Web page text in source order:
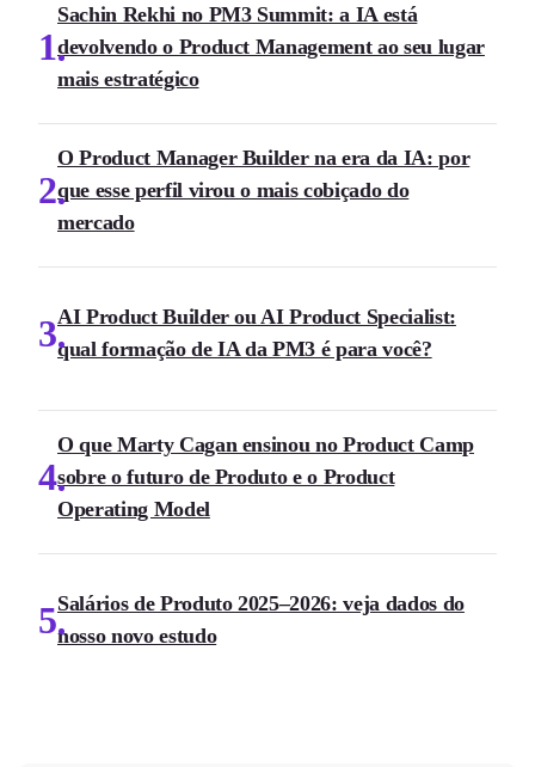
1
Sachin Rekhi no PM3 Summit: a IA está
devolvendo o Product Management ao seu lugar
mais estratégico
2
O Product Manager Builder na era da IA: por
que esse perfil virou o mais cobiçado do
mercado
3AI Product Builder ou AI Product Specialist:
qual formação de IA da PM3 é para você?
4
O que Marty Cagan ensinou no Product Camp
sobre o futuro de Produto e o Product
Operating Model
5Salários de Produto 2025–2026: veja dados do
nosso novo estudo